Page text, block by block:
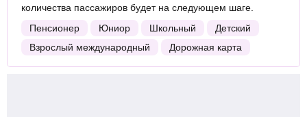
количества пассажиров будет на следующем шаге.
Пенсионер
Юниор Школьный
Детский
Взрослый международный
Дорожная карта